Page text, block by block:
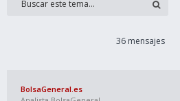
36 mensajes
BolsaGeneral.es